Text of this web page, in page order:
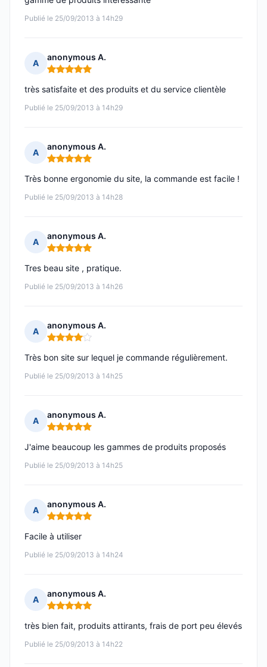
Publié le 25/09/2013 à 14h29
A
anonymous A.
Note : 5 sur 5
Publié le 25/09/2013 à 14h29
très satisfaite et des produits et du service clientèle
A
anonymous A.
Note : 5 sur 5
Publié le 25/09/2013 à 14h28
Très bonne ergonomie du site, la commande est facile !
A
anonymous A.
Note : 5 sur 5
Publié le 25/09/2013 à 14h26
Tres beau site , pratique.
A
anonymous A.
Note : 4 sur 5
Publié le 25/09/2013 à 14h25
Très bon site sur lequel je commande régulièrement.
A
anonymous A.
Note : 5 sur 5
Publié le 25/09/2013 à 14h25
J'aime beaucoup les gammes de produits proposés
A
anonymous A.
Note : 5 sur 5
Publié le 25/09/2013 à 14h24
Facile à utiliser
A
anonymous A.
Note : 5 sur 5
Publié le 25/09/2013 à 14h22
très bien fait, produits attirants, frais de port peu élevés